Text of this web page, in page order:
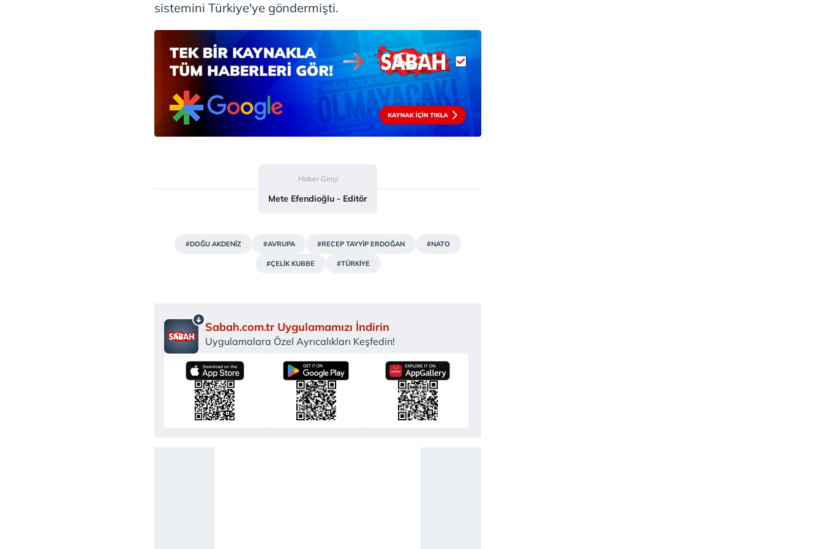
sistemini Türkiye'ye göndermişti.
Haber Girişi
Mete Efendioğlu - Editör
#DOĞU AKDENİZ #AVRUPA #RECEP TAYYİP ERDOĞAN #NATO
#ÇELİK KUBBE #TÜRKİYE
Sabah.com.tr Uygulamamızı İndirin
Uygulamalara Özel Ayrıcalıkları Keşfedin!